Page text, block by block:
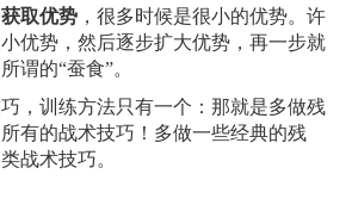
获取优势 ，很多时候是很小的优势。许
优势，然后逐步扩大优势，再一步就
谓的“蚕食”。
，训练方法只有一个：那就是多做残
有的战术技巧！多做一些经典的残
战术技巧。